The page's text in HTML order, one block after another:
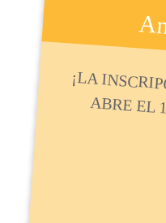
¡LA
ABRE EL